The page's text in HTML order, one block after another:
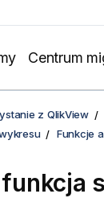
Centrum
z QlikView
Funkcje
funkcja